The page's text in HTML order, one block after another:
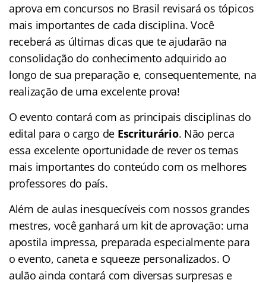
aprova em concursos no Brasil revisará os tópicos
mais importantes de cada disciplina. Você
receberá as últimas dicas que te ajudarão na
consolidação do conhecimento adquirido ao
longo de sua preparação e, consequentemente, na
realização de uma excelente prova!
O evento contará com as principais disciplinas do
edital para o cargo de Escriturário. Não perca
essa excelente oportunidade de rever os temas
mais importantes do conteúdo com os melhores
professores do país.
Além de aulas inesquecíveis com nossos grandes
mestres, você ganhará um kit de aprovação: uma
apostila impressa, preparada especialmente para
o evento, caneta e squeeze personalizados. O
aulão ainda contará com diversas surpresas e